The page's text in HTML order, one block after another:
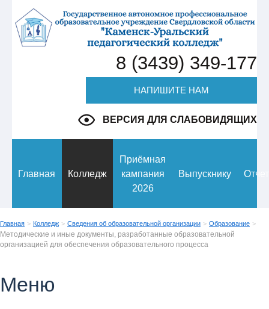
8 (3439) 349-177
НАПИШИТЕ НАМ
ВЕРСИЯ ДЛЯ СЛАБОВИДЯЩИХ
Главная Колледж
Приёмная
кампания
2026
Выпускнику
Главная > Колледж > Сведения об образовательной организации > Образование >
Методические и иные документы, разработанные образовательной
организацией для обеспечения образовательного процесса
Меню